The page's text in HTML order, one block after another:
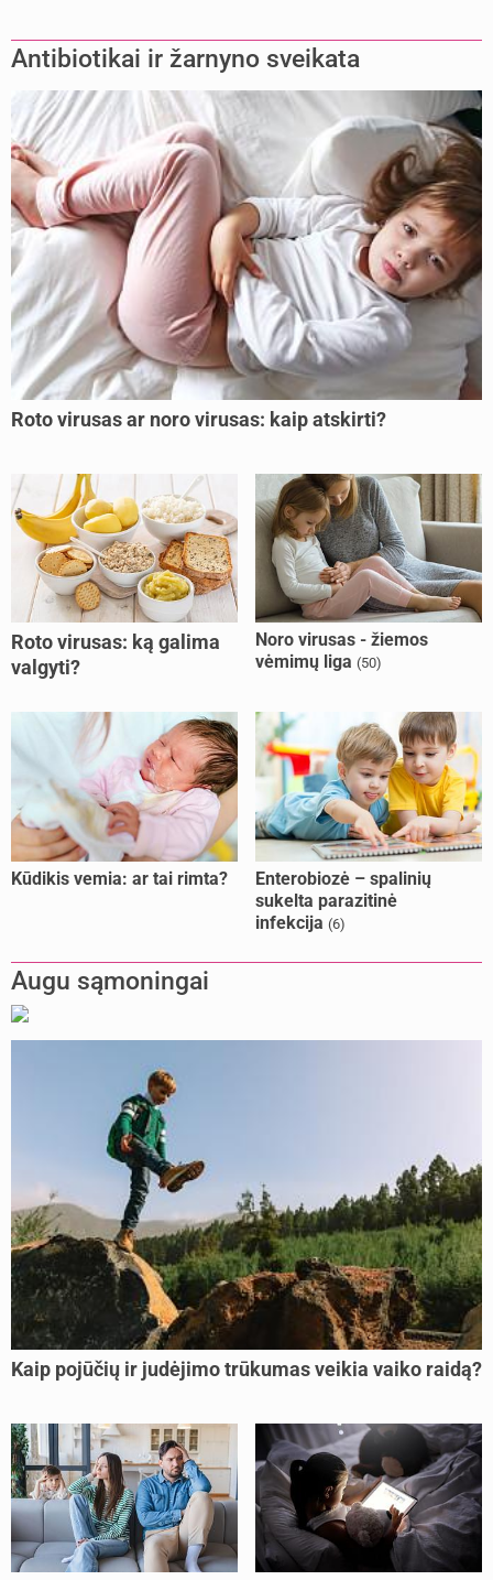
Antibiotikai ir žarnyno sveikata
Roto virusas ar noro virusas: kaip atskirti?
Roto virusas: ką galima
valgyti?
Noro virusas - žiemos
vėmimų liga (50)
Kūdikis vemia: ar tai rimta?
Enterobiozė – spalinių
sukelta parazitinė
infekcija (6)
Augu sąmoningai
Kaip pojūčių ir judėjimo trūkumas veikia vaiko raidą?